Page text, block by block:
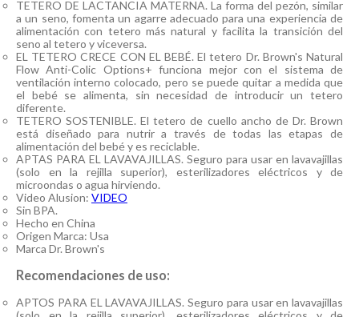
TETERO DE LACTANCIA MATERNA. La forma del pezón, similar
a un seno, fomenta un agarre adecuado para una experiencia de
alimentación con tetero más natural y facilita la transición del
seno al tetero y viceversa.
EL TETERO CRECE CON EL BEBÉ. El tetero Dr. Brown's Natural
Flow Anti-Colic Options+ funciona mejor con el sistema de
ventilación interno colocado, pero se puede quitar a medida que
el bebé se alimenta, sin necesidad de introducir un tetero
diferente.
TETERO SOSTENIBLE. El tetero de cuello ancho de Dr. Brown
está diseñado para nutrir a través de todas las etapas de
alimentación del bebé y es reciclable.
APTAS PARA EL LAVAVAJILLAS. Seguro para usar en lavavajillas
(solo en la rejilla superior), esterilizadores eléctricos y de
microondas o agua hirviendo.
Video Alusion: VIDEO
Sin BPA.
Hecho en China
Origen Marca: Usa
Marca Dr. Brown's
Recomendaciones de uso:
APTOS PARA EL LAVAVAJILLAS. Seguro para usar en lavavajillas